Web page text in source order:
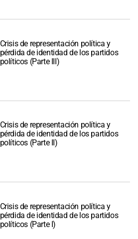
Crisis de representación política y
pérdida de identidad de los partidos
políticos (Parte III)
Crisis de representación política y
pérdida de identidad de los partidos
políticos (Parte II)
Crisis de representación política y
pérdida de identidad de los partidos
políticos (Parte I)